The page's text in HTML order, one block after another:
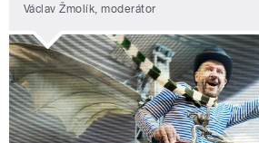
Václav Žmolík, moderátor